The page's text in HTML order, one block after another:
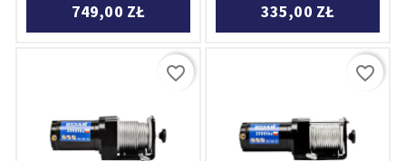
749,00 ZŁ 335,00 ZŁ
favorite_border favorite_border